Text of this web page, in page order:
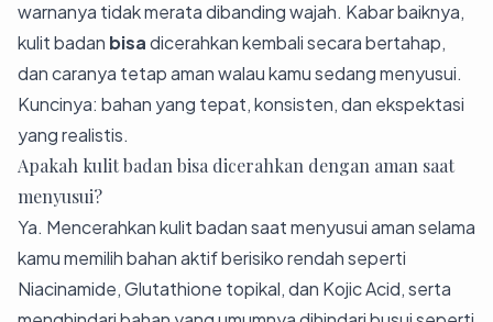
warnanya tidak merata dibanding wajah. Kabar baiknya,
kulit badan bisadicerahkan kembali secara bertahap,
dan caranya tetap aman walau kamu sedang menyusui.
Kuncinya: bahan yang tepat, konsisten, dan ekspektasi
yang realistis.
Apakah kulit badan bisa dicerahkan dengan aman saat
menyusui?
Ya. Mencerahkan kulit badan saat menyusui aman selama
kamu memilih bahan aktif berisiko rendah seperti
Niacinamide, Glutathione topikal, dan Kojic Acid, serta